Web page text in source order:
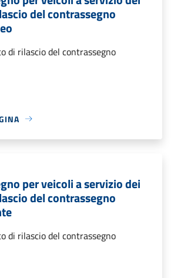
del contrassegno
di rilascio del contrassegno
per veicoli a servizio dei
del contrassegno
di rilascio del contrassegno